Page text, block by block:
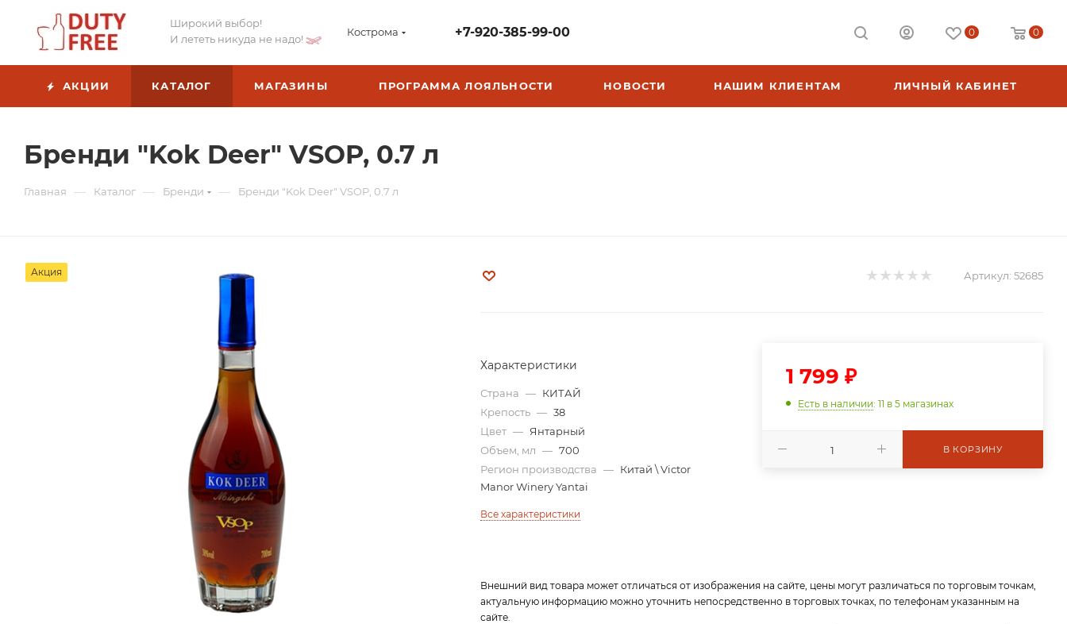
Широкий выбор!
И лететь никуда не надо!
Кострома +7-920-385-99-00 0 0
АКЦИИ КАТАЛОГ МАГАЗИНЫ ПРОГРАММА ЛОЯЛЬНОСТИ НОВОСТИ НАШИМ КЛИЕНТАМ ЛИЧНЫЙ КАБИНЕТ
Бренди "Kok Deer" VSOP, 0.7 л
Главная — Каталог — Бренди — Бренди "Kok Deer" VSOP, 0.7 л
Акция Артикул: 52685
Характеристики
Страна — КИТАЙ
Крепость — 38
Цвет — Янтарный
Объем, мл — 700
Регион производства — Китай \ Victor
Manor Winery Yantai
Все характеристики
1 799 ₽
Есть в наличии: 11 в 5 магазинах
В КОРЗИНУ
Внешний вид товара может отличаться от изображения на сайте, цены могут различаться по торговым точкам,
актуальную информацию можно уточнить непосредственно в торговых точках, по телефонам указанным на
сайте.